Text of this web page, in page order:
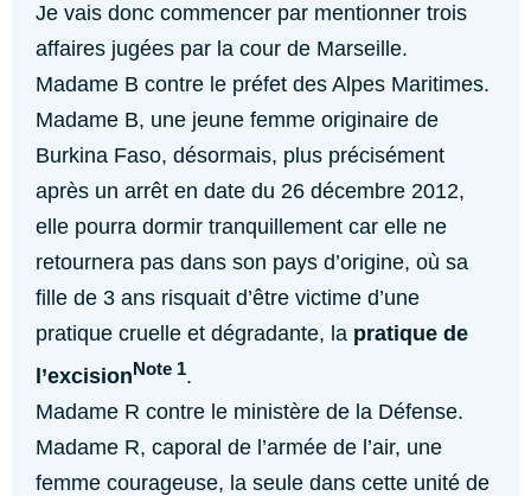
Je vais donc commencer par mentionner trois
affaires jugées par la cour de Marseille.
Madame B contre le préfet des Alpes Maritimes.
Madame B, une jeune femme originaire de
Burkina Faso, désormais, plus précisément
après un arrêt en date du 26 décembre 2012,
elle pourra dormir tranquillement car elle ne
retournera pas dans son pays d’origine, où sa
fille de 3 ans risquait d’être victime d’une
pratique cruelle et dégradante, la pratique de
l’excisionNote 1.
Madame R contre le ministère de la Défense.
Madame R, caporal de l’armée de l’air, une
femme courageuse, la seule dans cette unité de